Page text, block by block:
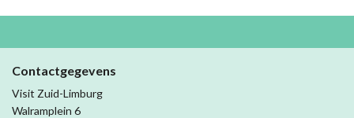
Contactgegevens
Visit Zuid-Limburg
Walramplein 6